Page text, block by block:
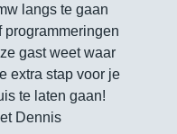
langs te gaan
programmeringen
gast weet waar
extra stap voor je
te laten gaan!
Dennis